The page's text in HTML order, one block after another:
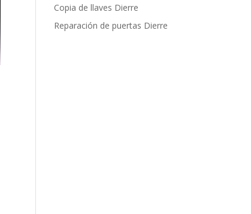
Copia de llaves Dierre
Reparación de puertas Dierre